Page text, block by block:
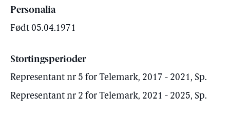
Personalia
Født 05.04.1971
Stortingsperioder
Representant nr 5 for Telemark, 2017 - 2021, Sp.
Representant nr 2 for Telemark, 2021 - 2025, Sp.